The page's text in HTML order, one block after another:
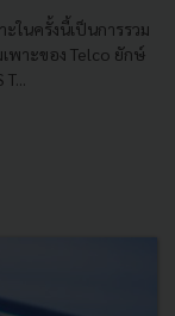
ในครั้งนี้เป็นการรวม
พาะของ Telco ยักษ์